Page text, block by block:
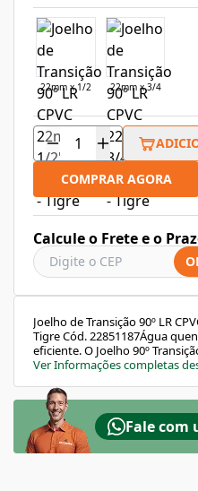
22mm x 1/2 22mm x 3/4
COMPRAR AGORA
Calcule o Frete e o
Joelho de Transição 90º LR
Tigre Cód. 22851187Água
eficiente. O Joelho 90º
na construção ou reforma de
como, por exemplo,
em CPVC, mais resistente
se pela durabilidade e
Instalações prediais e
fria.Benefícios• Facilidade de
Ver Informações completas
Fale com